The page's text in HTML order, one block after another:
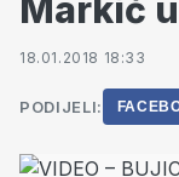
Markić
18.01.2018 18:33
PODIJELI: